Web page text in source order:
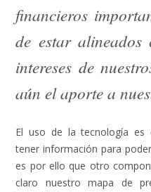
financieros
de estar alineados
intereses de
aún el aporte a
El uso de la tecnología
tener información para
es por ello que otro
claro nuestro mapa de